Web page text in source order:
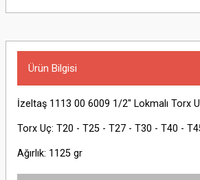
Ürün Bilgisi
İzeltaş 1113 00 6009 1/2'' Lokmalı Torx
Torx Uç: T20 - T25 - T27 - T30 - T40 -
Ağırlık: 1125 gr